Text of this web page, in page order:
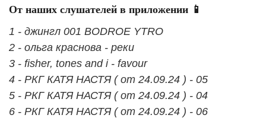
От наших слушателей в приложении 📱
1 - джингл 001 BODROE YTRO
2 - ольга краснова - реки
3 - fisher, tones and i - favour
4 - РКГ КАТЯ НАСТЯ ( от 24.09.24 ) - 05
5 - РКГ КАТЯ НАСТЯ ( от 24.09.24 ) - 04
6 - РКГ КАТЯ НАСТЯ ( от 24.09.24 ) - 06